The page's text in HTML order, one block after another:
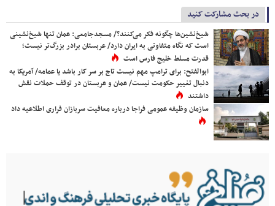
در بحث مشارکت کنید
شیخ‌نشین‌ها چگونه فکر می‌کنند؟/ مسجدجامعی: عمان تنها شیخ‌نشینی
است که نگاه متفاوتی به ایران دارد/ عربستان برادر بزرگ‌تر نیست؛
قدرت مسلط خلیج فارس است
ابوالفتح: برای ترامپ مهم نیست تاج بر سر کار باشد یا عمامه/ آمریکا به
دنبال تغییر حکومت نیست/ عمان و عربستان در توقف حملات نقش
داشتند
سازمان وظیفه عمومی فراجا درباره معافیت سربازان فراری اطلاعیه داد